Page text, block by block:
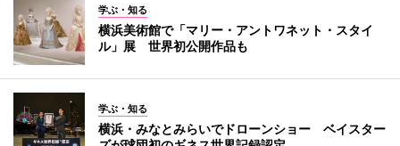
学ぶ・知る
横浜美術館で「マリー・アントワネット・スタイ
ル」展 世界初公開作品も
学ぶ・知る
横浜・みなとみらいでドローンショー ベイスター